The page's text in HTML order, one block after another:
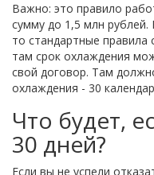
Важно: это правило
сумму до 1,5 млн рублей.
то стандартные правила
там срок охлаждения
свой договор. Там
охлаждения - 30
Что будет,
30 дней?
Если вы не успели